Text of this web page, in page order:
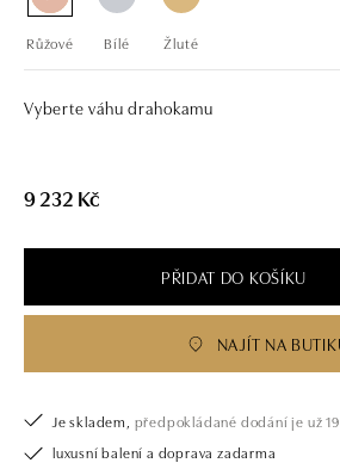
drahých kamenů už téměř 30 let. Každý šperk
opatřen certifikátem pravosti a dodán v
námi pouze šperk, ale také chytrou investici.
Růžové Bílé Žluté
Vyberte váhu drahokamu
9 232 Kč
PŘIDAT DO KOŠÍKU
NAJÍT NA
Je skladem, předpokládané dodání je už
luxusní balení a doprava zadarma